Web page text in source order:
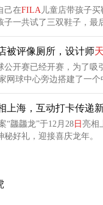
己在FILA 儿童店带孩子
子一共试了三双鞋子，最
加会员时竟被备注“买双
体验官号已在评论区致歉
被评像厕所，设计师天
公开赛已经开赛，为了吸
网球中心旁边搭建了一个
闪店竟然被网友锐评像厕
上海，互动打卡传递
“龘龘龙”于12月28日亮相
好礼，迎接喜庆龙年。